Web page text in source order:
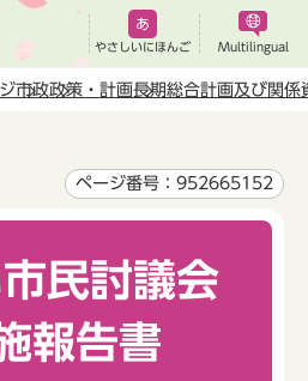
やさしいにほんご Multilingual
市政政策・計画長期総合計画及び関係
ページ番号：952665152
民討議会
報告書